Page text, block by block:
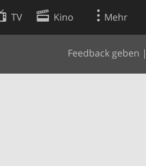
TV Kino Mehr
Feedback geben |